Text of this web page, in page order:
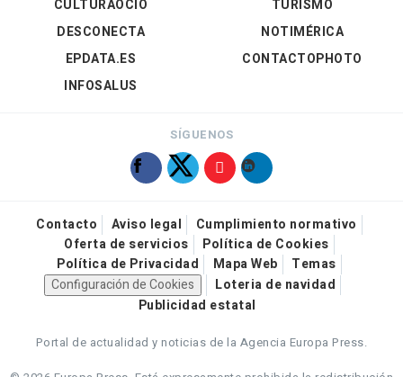
CULTURAOCIO
DESCONECTA
EPDATA.ES
INFOSALUS
TURISMO
NOTIMÉRICA
CONTACTOPHOTO
SÍGUENOS
Contacto Aviso legal
Cumplimiento normativo
Oferta de servicios
Política de Cookies
Política de Privacidad
Mapa Web
Temas
Configuración de Cookies
Loteria de navidad
Publicidad estatal
Portal de actualidad y noticias de la Agencia Europa Press.